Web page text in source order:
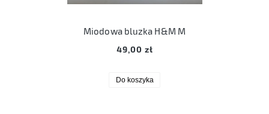
Miodowa bluzka H&M M
49,00 zł
Do koszyka